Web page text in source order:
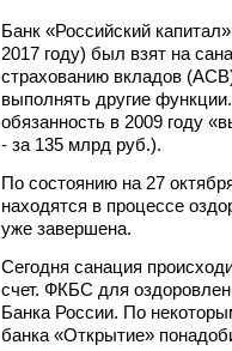
Банк «Российский
2017 году) был взят на
страхованию вкладов
выполнять другие
обязанность в 2009 году
- за 135 млрд руб.).
По состоянию на 27
находятся в процессе
уже завершена.
Сегодня санация
счет. ФКБС для
Банка России. По
банка «Открытие»